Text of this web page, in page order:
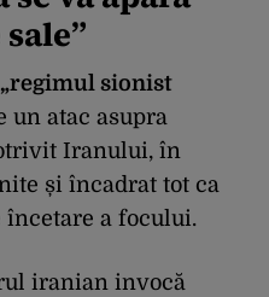
„regimul sionist
un atac asupra
Iranului, în
și încadrat tot ca
a focului.
iranian invocă